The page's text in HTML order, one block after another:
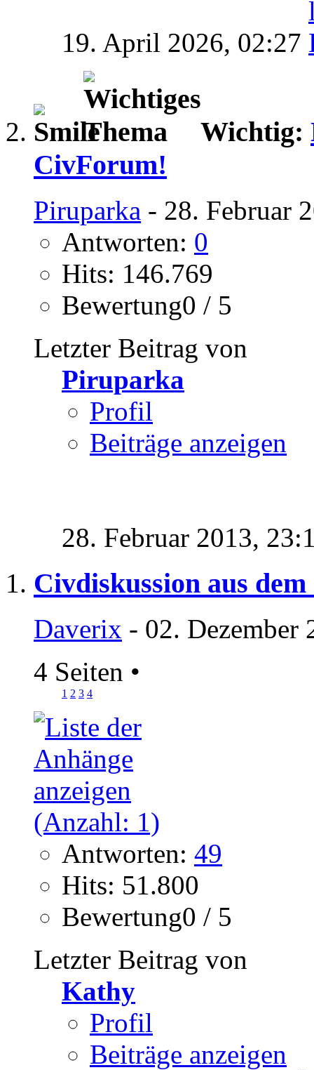
19. April 2026, 02:27
Wichtig:
CivForum!
Piruparka - 28. Februar
Antworten: 0
Hits: 146.769
Bewertung0 / 5
Letzter Beitrag von
Piruparka
Profil
Beiträge anzeigen
28. Februar 2013,
Civdiskussion aus
Daverix - 02. Dezember
4 Seiten •
1 2 3 4
Antworten: 49
Hits: 51.800
Bewertung0 / 5
Letzter Beitrag von
Kathy
Profil
Beiträge anzeigen